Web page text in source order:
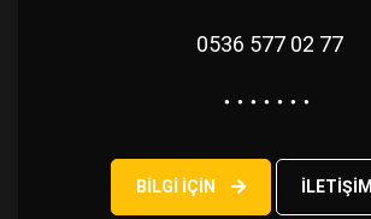
0536 577 02 77
BILGI IÇIN ILETIŞIM